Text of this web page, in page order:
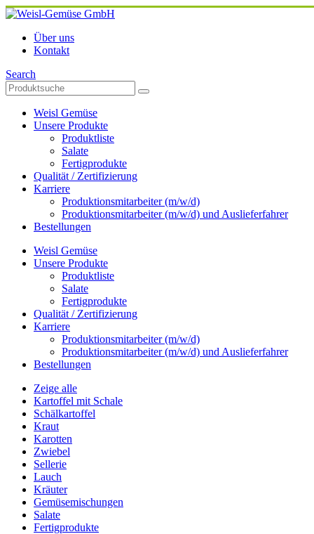
Über uns
Kontakt
Search
Weisl Gemüse
Unsere Produkte
Produktliste
Salate
Fertigprodukte
Qualität / Zertifizierung
Karriere
Produktionsmitarbeiter (m/w/d)
Produktionsmitarbeiter (m/w/d) und Auslieferfahrer
Bestellungen
Weisl Gemüse
Unsere Produkte
Produktliste
Salate
Fertigprodukte
Qualität / Zertifizierung
Karriere
Produktionsmitarbeiter (m/w/d)
Produktionsmitarbeiter (m/w/d) und Auslieferfahrer
Bestellungen
Zeige alle
Kartoffel mit Schale
Schälkartoffel
Kraut
Karotten
Zwiebel
Sellerie
Lauch
Kräuter
Gemüsemischungen
Salate
Fertigprodukte